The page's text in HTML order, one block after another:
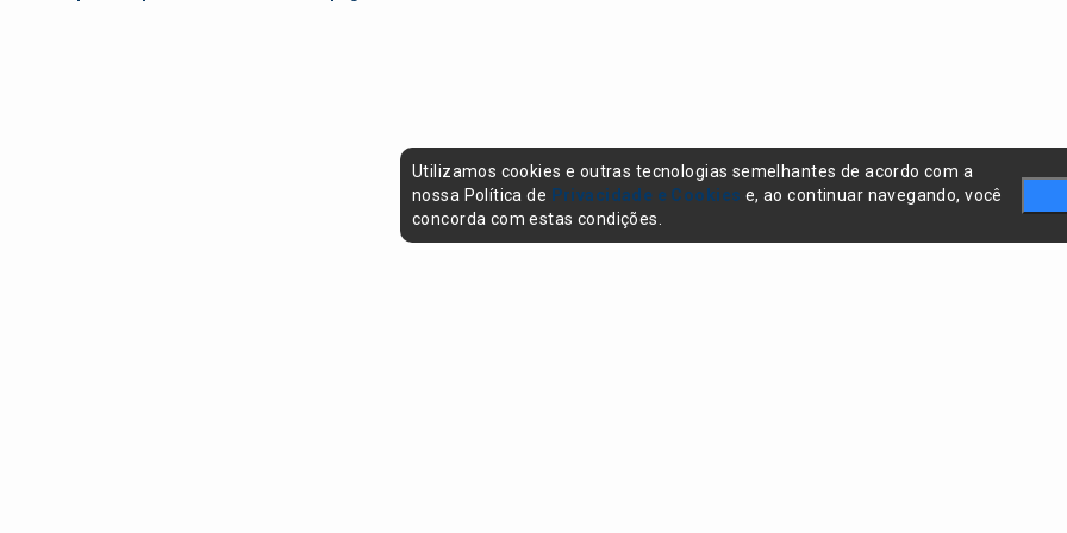
Utilizamos cookies e outras tecnologias semelhantes de acordo com a
nossa Política de Privacidade e Cookies e, ao continuar navegando, você
concorda com estas condições.